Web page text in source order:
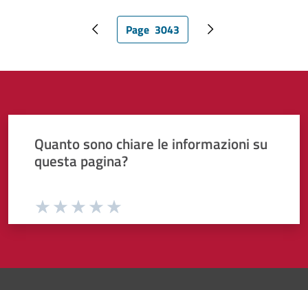
Pagina precedentePagina attuale
Page 3043 Pagina successiva
Quanto sono chiare le informazioni su
questa pagina?
Valuta da 1 a 5 stelle la paginaValuta 4 stelle su 5
Valuta 3 stelle su 5
Valuta 2 stelle su 5
Valuta 1 stelle su 5